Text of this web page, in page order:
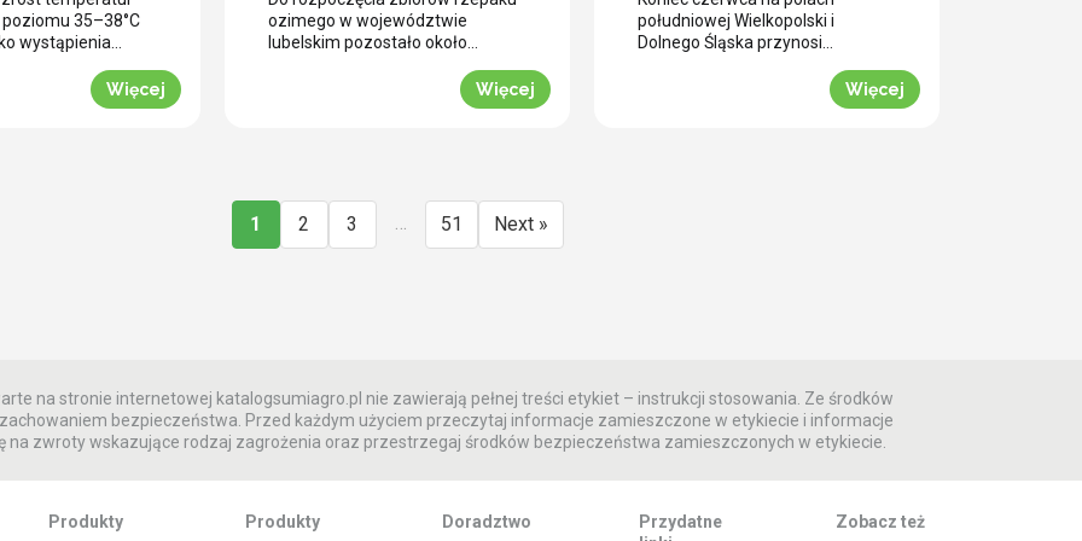
aplikacji w
warunkach
35–38°C
wystąpienia
uwarunkowaniach
Więcej
desykację? (WIDEO)
ozimego w województwie
lubelskim pozostało około
moment na zaplanowanie
przeprowadzona desykacja
Więcej
samym wjazdem kombajnu?
południowej Wielkopolski i
Dolnego Śląska przynosi
skrajne emocje (BBCH 80-83).Więcej
1 2 3 … 51 Next »
na stronie internetowej katalogsumiagro.pl nie zawierają pełnej treści etykiet – instrukcji stosowania. Ze środków
bezpieczeństwa. Przed każdym użyciem przeczytaj informacje zamieszczone w etykiecie i informacje
na zwroty wskazujące rodzaj zagrożenia oraz przestrzegaj środków bezpieczeństwa zamieszczonych w etykiecie.
Produkty Produkty Doradztwo
Przydatne
Zobacz też